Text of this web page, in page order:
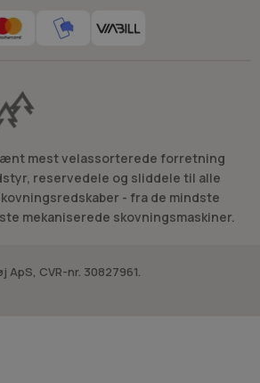
mest velassorterede forretning
reservedele og sliddele til alle
- fra de mindste
mekaniserede skovningsmaskiner.
CVR-nr. 30827961.